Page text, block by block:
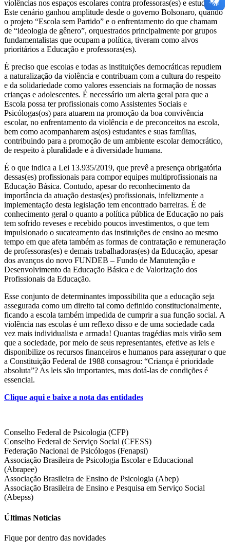
violências nos espaços escolares contra professoras(es) e estudantes.
Este cenário ganhou amplitude desde o governo Bolsonaro, quando
o projeto “Escola sem Partido” e o enfrentamento do que chamam
de “ideologia de gênero”, orquestrados principalmente por grupos
fundamentalistas que ocupam a política, tiveram como alvos
prioritários a Educação e professoras(es).
É preciso que escolas e todas as instituições democráticas repudiem
a naturalização da violência e contribuam com a cultura do respeito
e da solidariedade como valores essenciais na formação de nossas
crianças e adolescentes. É necessário um alerta geral para que a
Escola possa ter profissionais como Assistentes Sociais e
Psicólogas(os) para atuarem na promoção da boa convivência
escolar, no enfrentamento da violência e de preconceitos na escola,
bem como acompanharem as(os) estudantes e suas famílias,
contribuindo para a promoção de um ambiente escolar democrático,
de respeito à pluralidade e à diversidade humana.
É o que indica a Lei 13.935/2019, que prevê a presença obrigatória
dessas(es) profissionais para compor equipes multiprofissionais na
Educação Básica. Contudo, apesar do reconhecimento da
importância da atuação destas(es) profissionais, infelizmente a
implementação desta legislação tem encontrado barreiras. É de
conhecimento geral o quanto a política pública de Educação no país
tem sofrido reveses e recebido poucos investimentos, o que tem
impulsionado o sucateamento das instituições de ensino ao mesmo
tempo em que afeta também as formas de contratação e remuneração
de professoras(es) e demais trabalhadoras(es) da Educação, apesar
dos avanços do novo FUNDEB – Fundo de Manutenção e
Desenvolvimento da Educação Básica e de Valorização dos
Profissionais da Educação.
Esse conjunto de determinantes impossibilita que a educação seja
assegurada como um direito tal como definido constitucionalmente,
ficando a escola também impedida de cumprir a sua função social. A
violência nas escolas é um reflexo disso e de uma sociedade cada
vez mais individualista e armada! Quantas tragédias mais virão sem
que a sociedade, por meio de seus representantes, efetive as leis e
disponibilize os recursos financeiros e humanos para assegurar o que
a Constituição Federal de 1988 consagrou: “Criança é prioridade
absoluta”? As leis são importantes, mas dotá-las de condições é
essencial.
Clique aqui e baixe a nota das entidades
Conselho Federal de Psicologia (CFP)
Conselho Federal de Serviço Social (CFESS)
Federação Nacional de Psicólogos (Fenapsi)
Associação Brasileira de Psicologia Escolar e Educacional
(Abrapee)
Associação Brasileira de Ensino de Psicologia (Abep)
Associação Brasileira de Ensino e Pesquisa em Serviço Social
(Abepss)
Últimas Notícias
Fique por dentro das novidades